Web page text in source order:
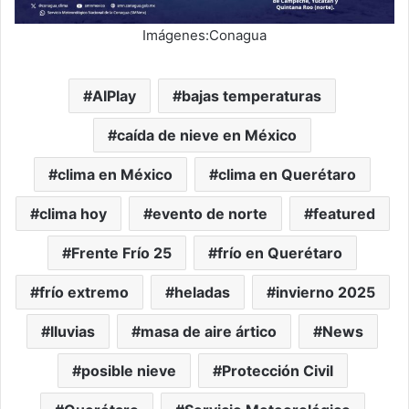
Imágenes:Conagua
AIPlay bajas temperaturas
caída de nieve en México
clima en México clima en Querétaro
clima hoy evento de norte featured
Frente Frío 25 frío en Querétaro
frío extremo heladas invierno 2025
lluvias masa de aire ártico News
posible nieve Protección Civil